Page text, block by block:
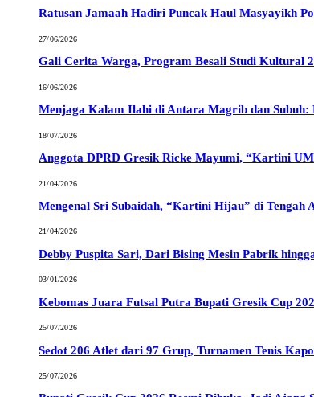
Ratusan Jamaah Hadiri Puncak Haul Masyayikh
27/06/2026
Gali Cerita Warga, Program Besali Studi Kultural
16/06/2026
Menjaga Kalam Ilahi di Antara Magrib dan
18/07/2026
Anggota DPRD Gresik Ricke Mayumi, “Kartini
21/04/2026
Mengenal Sri Subaidah, “Kartini Hijau” di Tengah
21/04/2026
Debby Puspita Sari, Dari Bising Mesin Pabrik
03/01/2026
Kebomas Juara Futsal Putra Bupati Gresik Cup
25/07/2026
Sedot 206 Atlet dari 97 Grup, Turnamen Tenis
25/07/2026